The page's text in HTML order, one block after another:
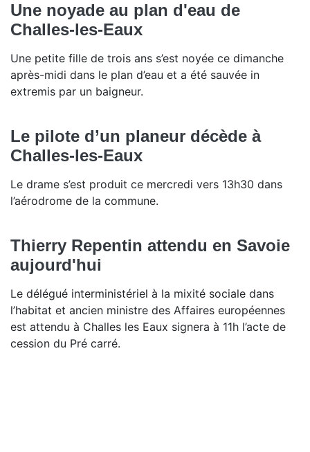
Une noyade au plan d'eau de
Challes-les-Eaux
Une petite fille de trois ans s’est noyée ce dimanche
après-midi dans le plan d’eau et a été sauvée in
extremis par un baigneur.
Le pilote d’un planeur décède à
Challes-les-Eaux
Le drame s’est produit ce mercredi vers 13h30 dans
l’aérodrome de la commune.
Thierry Repentin attendu en Savoie
aujourd'hui
Le délégué interministériel à la mixité sociale dans
l’habitat et ancien ministre des Affaires européennes
est attendu à Challes les Eaux signera à 11h l’acte de
cession du Pré carré.